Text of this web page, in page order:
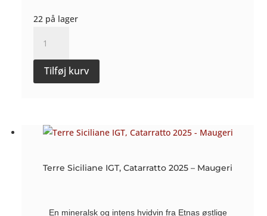
22 på lager
Rosato
2024
-
Tilføj kurv
Terre Siciliane IGT, Catarratto 2025 – Maugeri
En mineralsk og intens hvidvin fra Etnas østlige